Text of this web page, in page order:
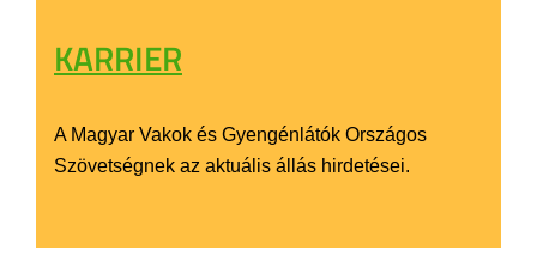
KARRIER
A Magyar Vakok és Gyengénlátók Országos
Szövetségnek az aktuális állás hirdetései.